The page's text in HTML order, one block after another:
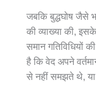
जबकि बुद्धघोष जैसे
की व्याख्या की,
समान गतिविधियों
है कि वेद अपने
से नहीं समझते थे, या